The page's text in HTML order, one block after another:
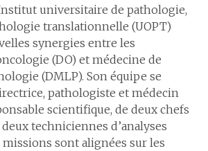
universitaire de pathologie,
translationnelle (UOPT)
synergies entre les
(DO) et médecine de
(DMLP). Son équipe se
pathologiste et médecin
scientifique, de deux chefs
techniciennes d’analyses
missions sont alignées sur les